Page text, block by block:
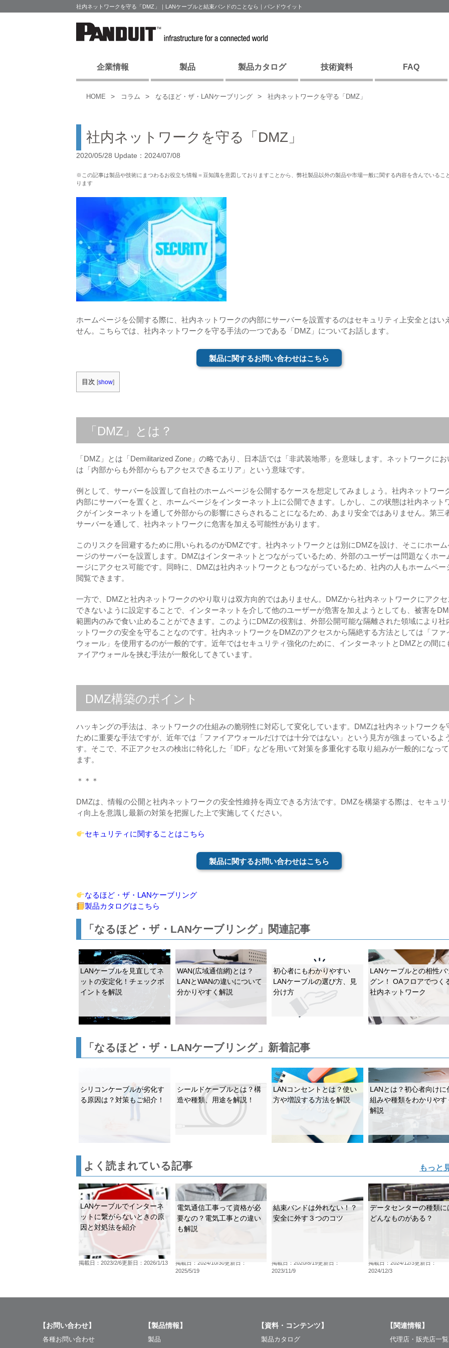
社内ネットワークを守る「DMZ」｜LANケーブルと結束バンドのことなら｜パンドウイット
企業情報 製品 製品カタログ 技術資料 FAQ
HOME コラム なるほど・ザ・LANケーブリング 社内ネットワークを守る「DMZ」
社内ネットワークを守る「DMZ」
2020/05/28 Update：2024/07/08
※この記事は製品や技術にまつわるお役立ち情報＝豆知識を意図しておりますことから、弊社製品以外の製品や市場一般に関する内容を含んでいるこ
ります
ホームページを公開する際に、社内ネットワークの内部にサーバーを設置するのはセキュリティ上安全とはい
せん。こちらでは、社内ネットワークを守る手法の一つである「DMZ」についてお話します。
製品に関するお問い合わせはこちら
目次 [show]
「DMZ」とは？
「DMZ」とは「Demilitarized Zone」の略であり、日本語では「非武装地帯」を意味します。ネットワークにお
は「内部からも外部からもアクセスできるエリア」という意味です。
例として、サーバーを設置して自社のホームページを公開するケースを想定してみましょう。社内ネットワー
内部にサーバーを置くと、ホームページをインターネット上に公開できます。しかし、この状態は社内ネット
クがインターネットを通して外部からの影響にさらされることになるため、あまり安全ではありません。第三
サーバーを通して、社内ネットワークに危害を加える可能性があります。
このリスクを回避するために用いられるのがDMZです。社内ネットワークとは別にDMZを設け、そこにホーム
ージのサーバーを設置します。DMZはインターネットとつながっているため、外部のユーザーは問題なくホー
ージにアクセス可能です。同時に、DMZは社内ネットワークともつながっているため、社内の人もホームペー
閲覧できます。
一方で、DMZと社内ネットワークのやり取りは双方向的ではありません。DMZから社内ネットワークにアクセ
できないように設定することで、インターネットを介して他のユーザーが危害を加えようとしても、被害を
範囲内のみで食い止めることができます。このようにDMZの役割は、外部公開可能な隔離された領域により社
ットワークの安全を守ることなのです。社内ネットワークをDMZのアクセスから隔絶する方法としては「ファ
ウォール」を使用するのが一般的です。近年ではセキュリティ強化のために、インターネットとDMZとの間に
ァイアウォールを挟む手法が一般化してきています。
DMZ構築のポイント
ハッキングの手法は、ネットワークの仕組みの脆弱性に対応して変化しています。DMZは社内ネットワークを
ために重要な手法ですが、近年では「ファイアウォールだけでは十分ではない」という見方が強まっているよ
す。そこで、不正アクセスの検出に特化した「IDF」などを用いて対策を多重化する取り組みが一般的になっ
ます。
＊＊＊
DMZは、情報の公開と社内ネットワークの安全性維持を両立できる方法です。DMZを構築する際は、セキュリ
ィ向上を意識し最新の対策を把握した上で実施してください。
セキュリティに関することはこちら
製品に関するお問い合わせはこちら
なるほど・ザ・LANケーブリング
製品カタログはこちら
「なるほど・ザ・LANケーブリング」関連記事
LANケーブルを見直してネ
ットの安定化！チェックポ
イントを解説
WAN(広域通信網)とは？
LANとWANの違いについて
分かりやすく解説
初心者にもわかりやすい
LANケーブルの選び方、見
分け方
LANケーブルとの相性バ
グン！ OAフロアでつく
社内ネットワーク
「なるほど・ザ・LANケーブリング」新着記事
シリコンケーブルが劣化す
る原因は？対策もご紹介！
シールドケーブルとは？構
造や種類、用途を解説！
LANコンセントとは？使い
方や増設する方法を解説
LANとは？初心者向けに
組みや種類をわかりやす
解説
よく読まれている記事 もっと
LANケーブルでインターネ
ットに繋がらないときの原
因と対処法を紹介
掲載日：2023/2/6更新日：2026/1/13
電気通信工事って資格が必
要なの？電気工事との違い
も解説
掲載日：2024/10/30更新日：
2025/5/19
結束バンドは外れない！？
安全に外す３つのコツ
掲載日：2020/8/19更新日：
2023/11/9
データセンターの種類に
どんなものがある？
掲載日：2024/12/3更新日：
2024/12/3
【お問い合わせ】
各種お問い合わせ
【製品情報】
製品
【資料・コンテンツ】
製品カタログ
【関連情報】
代理店・販売店一覧